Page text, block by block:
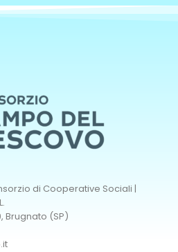
di Cooperative Sociali |
Brugnato (SP)